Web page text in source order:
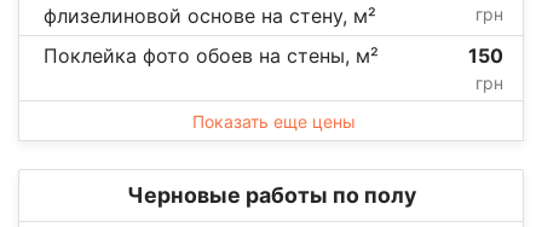
флизелиновой основе на стену, м²
грн
Поклейка фото обоев на стены, м² 150
грн
Показать еще цены
Черновые работы по полу